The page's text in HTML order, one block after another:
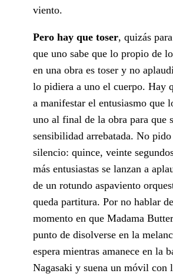
viento.
Pero hay que toser, quizás
que uno sabe que lo propio de
en una obra es toser y no
lo pidiera a uno el cuerpo. Hay
a manifestar el entusiasmo que
uno al final de la obra para que
sensibilidad arrebatada. No
silencio: quince, veinte
más entusiastas se lanzan a
de un rotundo aspaviento
queda partitura. Por no hablar
momento en que Madama
punto de disolverse en la
espera mientras amanece en la
Nagasaki y suena un móvil con